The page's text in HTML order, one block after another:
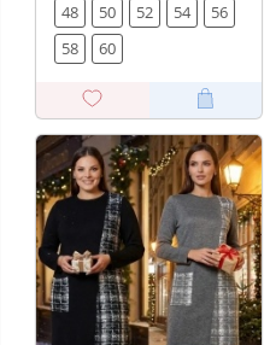
48
50 52 54
56
58
60